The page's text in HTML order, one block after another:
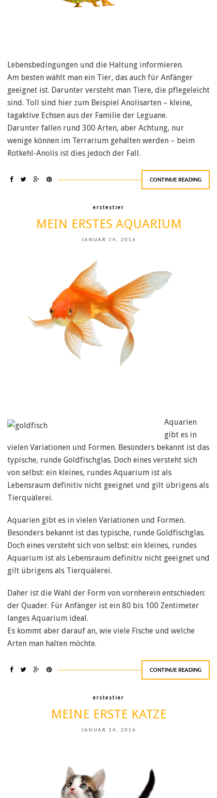
Lebensbedingungen und die Haltung informieren.
Am besten wählt man ein Tier, das auch für Anfänger
geeignet ist. Darunter versteht man Tiere, die pflegeleicht
sind. Toll sind hier zum Beispiel Anolisarten – kleine,
tagaktive Echsen aus der Familie der Leguane.
Darunter fallen rund 300 Arten, aber Achtung, nur
wenige können im Terrarium gehalten werden – beim
Rotkehl-Anolis ist dies jedoch der Fall.
CONTINUE READING
erstestier
MEIN ERSTES AQUARIUM
JANUAR 14, 2016
Aquarien
gibt es in
vielen Variationen und Formen. Besonders bekannt ist das
typische, runde Goldfischglas. Doch eines versteht sich
von selbst: ein kleines, rundes Aquarium ist als
Lebensraum definitiv nicht geeignet und gilt übrigens als
Tierquälerei.
Aquarien gibt es in vielen Variationen und Formen.
Besonders bekannt ist das typische, runde Goldfischglas.
Doch eines versteht sich von selbst: ein kleines, rundes
Aquarium ist als Lebensraum definitiv nicht geeignet und
gilt übrigens als Tierquälerei.
Daher ist die Wahl der Form von vornherein entschieden:
der Quader. Für Anfänger ist ein 80 bis 100 Zentimeter
langes Aquarium ideal.
Es kommt aber darauf an, wie viele Fische und welche
Arten man halten möchte.
CONTINUE READING
erstestier
MEINE ERSTE KATZE
JANUAR 14, 2016